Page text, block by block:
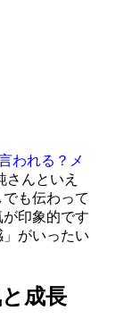
われる？メ
さんといえ
も伝わって
印象的です
がいったい
成長